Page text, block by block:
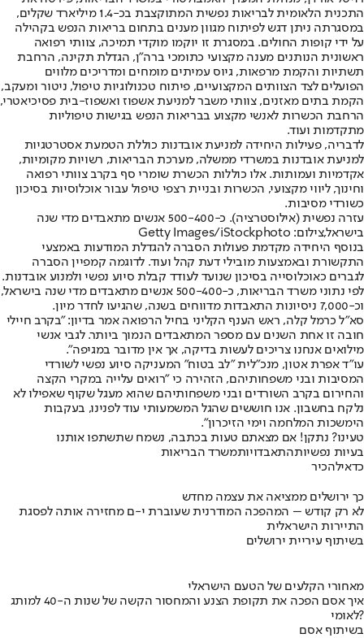
התכנית הלאומית לבריאות נפשית המתוקצבת בכ-1.4 מיליארד שקלים,
במסגרתה ניתן דגש לפיתוח מגוון מענים בתחום בריאות הנפש בקהילה
על ידי קופות החולים. במסגרת זו יוקמו מוקדי תמיכה, צוותי רפואה
ראשונית הנותנים מענה מקצועי כתומכי ברה״ן, הגדלת תקינה, הרחבת
תשתיות והקמת מרפאות, גיוס עמיתים מומחים ומדריכים מלווים
הפועלים לצד הצוותים המקצועיים, פיתוח טכנולוגיות טיפול, ניטור ומעקב,
הקמת בתים מאזנים, צוותי משבר למניעת אשפוז ואשפוז-בית פסיכיאטרי,
הרחבת הכשרות לאנשי מקצוע בבריאות הנפש בגישות טיפוליות
מתקדמות ועוד.
לדבריה, פעילות היחידה למניעת אובדנות כוללת הטמעת אסטרטגיות
למניעת אובדנות במשרדי ממשלה, מערכת הבריאות, רשויות מקומיות,
אקדמיות ועמותות. אלו כוללות הכשרת שומרי סף בקרב צוותי רפואה
וחינוך, ליווי מקצועי, הכשרות ובניית רצפי טיפול עבור אוכלוסיות בסיכון
כשורדי מסיבות.
עזרה נפשית (אילוסטרציה). כ-500-400 אנשים מתאבדים מדי שנה
בישראל,צילום: Getty Images/iStockphoto
בנוסף היחידה מקדמת פעולות הסברה להגדלת המודעות באמצעי
התקשורת ובאמצעות מובילי דעת קהל ועוד. לדוגמה קמפיין הסברה
לגברים כאוכלוסייה בסיכון שנועד לעודד קבלת סיוע נפשי ולמנוע אובדנות.
לפי נתוני משרד הבריאות, כ-500-400 אנשים מתאבדים מדי שנה בישראל,
וכ-7,000 ניסיונות התאבדות מדווחים בשנה, שהגיעו לחדר מיון.
סא"ל כרמל קלה, ראש הענף הקליני בחיל הרפואה אמר בדיון: "בקרב חיילי
חובה זו אחת השנים עם מספר המתאבדים הנמוך ביותר. לגבי אנשי
מילואים אנחנו צריכים לעשות בדיקה, אך אין מדובר במגיפה".
עו״ד אפרת אטון, מנכ״לית "לב בטוח" המעניקה סיוע נפשי לשורדי
המסיבות ובני משפחותיהם, הזהירה כי "רואים עלייה במקרי הקצה
והחירום בקרב השורדים ובני משפחותיהם שהוא מעגל שקוף שאפילו לא
נלקח בחשבון. אנו חוששים שהגל המשמעותי עוד לפנינו, בעקבות
הימשכות המלחמה וימי הזיכרון".
טעינו? נתקן! אם מצאתם טעות בכתבה, נשמח שתשתפו אותנו
בעיות נפשיותהתאבדויותמשרד הבריאות
כדאילהכיר
כך ירושלים ממציאה את עצמה מחדש
לא רק קודש – המהפכה המודרנית שעוברת י-ם מחזירה אותה לפסגת
התיירות הישראלית
בשיתוף עיריית ירושלים
מאחורי הקלעים של הטעם הישראלי
איך אסם הפכה את תקופת הצנע והמחסור הקשה של שנות ה-40 למותג
לאומי?
בשיתוף אסם